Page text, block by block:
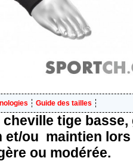
Guide des tailles
tige
et/ou maintien
ou modérée.